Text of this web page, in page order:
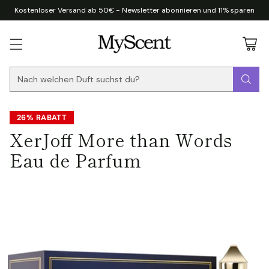
Nach welchen Duft suchst du?
Kostenloser Versand ab 50€ - Newsletter abonnieren und 11% sparen
26% RABATT
XerJoff More than Words
Eau de Parfum